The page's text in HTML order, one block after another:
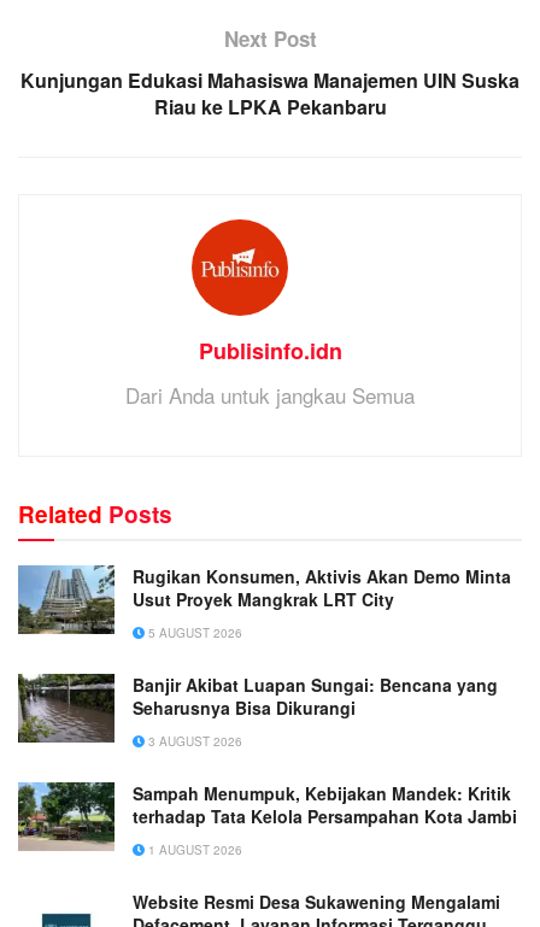
Next Post
Kunjungan Edukasi Mahasiswa Manajemen UIN Suska
Riau ke LPKA Pekanbaru
Publisinfo.idn
Dari Anda untuk jangkau Semua
Related Posts
Rugikan Konsumen, Aktivis Akan Demo Minta
Usut Proyek Mangkrak LRT City
5 AUGUST 2026
Banjir Akibat Luapan Sungai: Bencana yang
Seharusnya Bisa Dikurangi
3 AUGUST 2026
Sampah Menumpuk, Kebijakan Mandek: Kritik
terhadap Tata Kelola Persampahan Kota Jambi
1 AUGUST 2026
Website Resmi Desa Sukawening Mengalami